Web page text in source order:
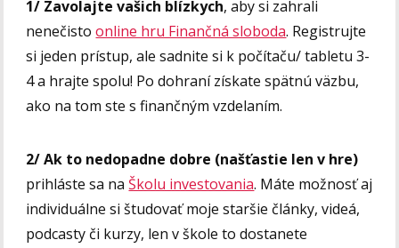
1/ Zavolajte vašich blízkych, aby si zahrali
nenečistoonline hru Finančná sloboda. Registrujte
si jeden prístup, ale sadnite si k počítaču/ tabletu 3-
4 a hrajte spolu! Po dohraní získate spätnú väzbu,
ako na tom ste s finančným vzdelaním.
2/ Ak to nedopadne dobre (našťastie len v hre)
prihláste sa naŠkolu investovania. Máte možnosť aj
individuálne si študovať moje staršie články, videá,
podcasty či kurzy, len v škole to dostanete